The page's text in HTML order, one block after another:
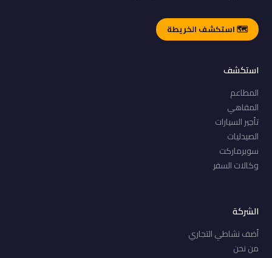
🗺️ استكشف الخريطة
استكشف
المطاعم
المقاهي
تأجير السيارات
الصيدليات
سوبرماركت
وكالات السفر
الشركة
أضف نشاطي التجاري
من نحن